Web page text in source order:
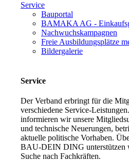
Service
Bauportal
BAMAKA AG -
Nachwuchskampagnen
Freie Ausbildungsplätze
Bildergalerie
Service
Der Verband erbringt für die
verschiedene Service-
informieren wir unsere
und technische Neuerungen,
aktuelle politische Vorhaben.
BAU-DEIN DING unterstützen
Suche nach Fachkräften.